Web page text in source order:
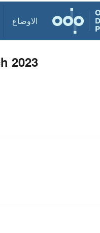
الاوضاع
2023